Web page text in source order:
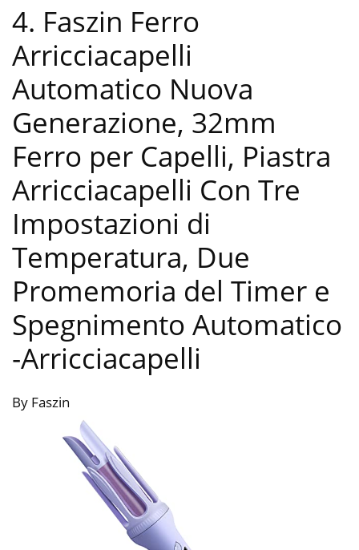
4. Faszin Ferro
Arricciacapelli
Automatico Nuova
Generazione, 32mm
Ferro per Capelli, Piastra
Arricciacapelli Con Tre
Impostazioni di
Temperatura, Due
Promemoria del Timer e
Spegnimento Automatico
-Arricciacapelli
By Faszin